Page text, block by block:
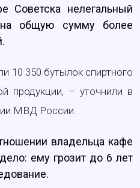
Советска нелегальный
на общую сумму более
10 350 бутылок спиртного
продукции, – уточнили в
МВД России.
владельца кафе
ему грозит до 6 лет